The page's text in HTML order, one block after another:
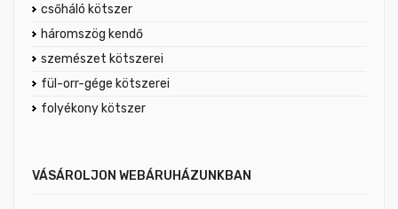
csőháló kötszer
háromszög kendő
szemészet kötszerei
fül-orr-gége kötszerei
folyékony kötszer
VÁSÁROLJON WEBÁRUHÁZUNKBAN